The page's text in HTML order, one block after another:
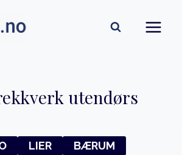
utendørs
LIER
BÆRUM